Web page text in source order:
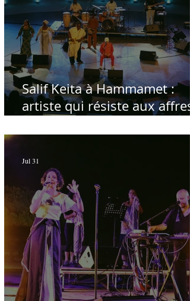
Salif Keita à Hammamet :
artiste qui résiste aux affres
Jul 31